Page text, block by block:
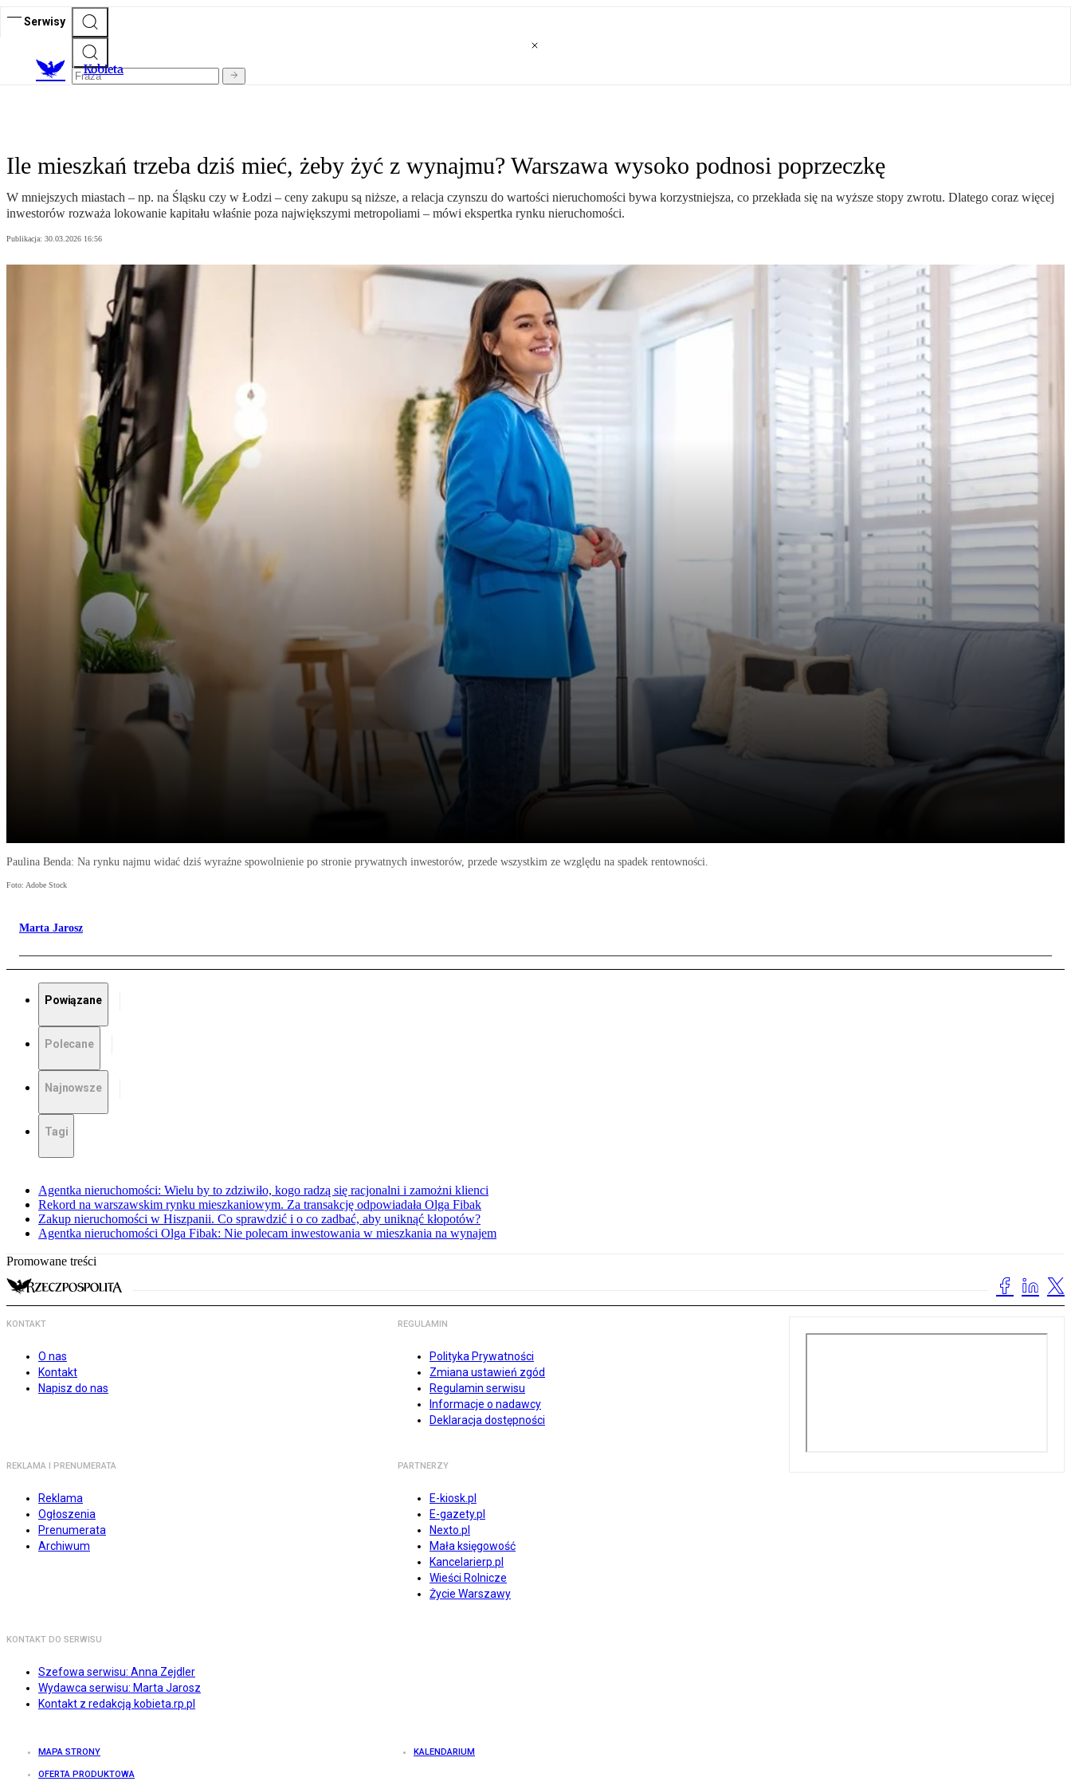
Serwisy
Kobieta
Ile mieszkań trzeba dziś mieć, żeby żyć z wynajmu? Warszawa wysoko podnosi poprzeczkę
W mniejszych miastach – np. na Śląsku czy w Łodzi – ceny zakupu są niższe, a relacja czynszu do wartości nieruchomości bywa korzystniejsza, co przekłada się na wyższe stopy zwrotu. Dlatego coraz więcej
inwestorów rozważa lokowanie kapitału właśnie poza największymi metropoliami – mówi ekspertka rynku nieruchomości.
Publikacja: 30.03.2026 16:56
Paulina Benda: Na rynku najmu widać dziś wyraźne spowolnienie po stronie prywatnych inwestorów, przede wszystkim ze względu na spadek rentowności.
Foto: Adobe Stock
Marta Jarosz
Powiązane
Polecane
Najnowsze
Tagi
Agentka nieruchomości: Wielu by to zdziwiło, kogo radzą się racjonalni i zamożni klienci
Rekord na warszawskim rynku mieszkaniowym. Za transakcję odpowiadała Olga Fibak
Zakup nieruchomości w Hiszpanii. Co sprawdzić i o co zadbać, aby uniknąć kłopotów?
Agentka nieruchomości Olga Fibak: Nie polecam inwestowania w mieszkania na wynajem
Promowane treści
KONTAKT
O nas
Kontakt
Napisz do nas
REGULAMIN
Polityka Prywatności
Zmiana ustawień zgód
Regulamin serwisu
Informacje o nadawcy
Deklaracja dostępności
REKLAMA I PRENUMERATA
Reklama
Ogłoszenia
Prenumerata
Archiwum
PARTNERZY
E-kiosk.pl
E-gazety.pl
Nexto.pl
Mała księgowość
Kancelarierp.pl
Wieści Rolnicze
Życie Warszawy
KONTAKT DO SERWISU
Szefowa serwisu: Anna Zejdler
Wydawca serwisu: Marta Jarosz
Kontakt z redakcją kobieta.rp.pl
MAPA STRONY KALENDARIUM
OFERTA PRODUKTOWA